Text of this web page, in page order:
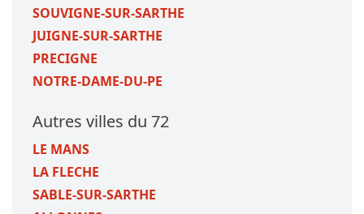
SOUVIGNE-SUR-SARTHE
JUIGNE-SUR-SARTHE
PRECIGNE
NOTRE-DAME-DU-PE
Autres villes du 72
LE MANS
LA FLECHE
SABLE-SUR-SARTHE